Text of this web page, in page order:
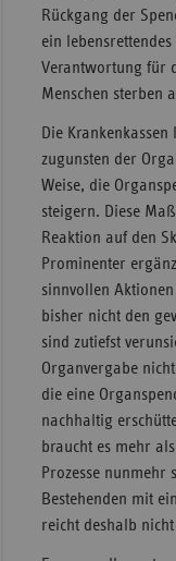
Rückgang der
ein
Verantwortung für
Menschen sterben
Die
zugunsten der
Weise, die
steigern. Diese
Reaktion auf den
Prominenter
sinnvollen
bisher nicht den
sind zutiefst
Organvergabe
die eine
nachhaltig
braucht es mehr
Prozesse nunmehr
Bestehenden mit
reicht deshalb nicht